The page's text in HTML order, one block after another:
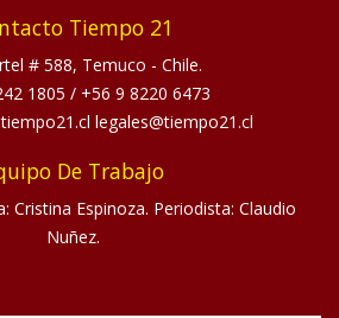
Tiempo 21
# 588, Temuco - Chile.
1805 / +56 9 8220 6473
legales@tiempo21.cl
De Trabajo
Cristina Espinoza. Periodista: Claudio
Nuñez.